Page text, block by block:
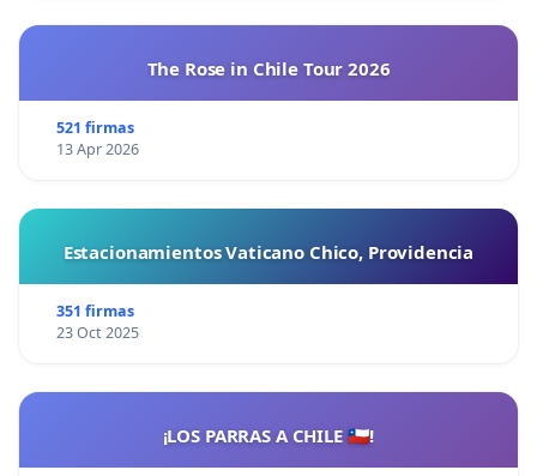
The Rose in Chile Tour 2026
521 firmas
13 Apr 2026
Estacionamientos Vaticano Chico, Providencia
351 firmas
23 Oct 2025
¡LOS PARRAS A CHILE 🇨🇱!